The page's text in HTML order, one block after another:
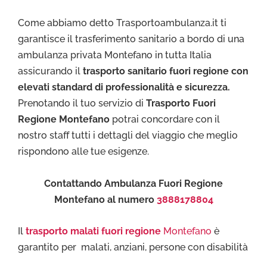
Come abbiamo detto Trasportoambulanza.it ti
garantisce il trasferimento sanitario a bordo di una
ambulanza privata Montefano in tutta Italia
assicurando il trasporto sanitario fuori regione con
elevati standard di professionalità e sicurezza.
Prenotando il tuo servizio di Trasporto Fuori
Regione Montefano potrai concordare con il
nostro staff tutti i dettagli del viaggio che meglio
rispondono alle tue esigenze.
Contattando Ambulanza Fuori Regione
Montefano al numero 3888178804
Il trasporto malati fuori regione Montefano è
garantito per malati, anziani, persone con disabilità